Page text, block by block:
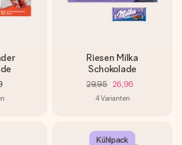
Riesen Milka
Schokolade
29,95 26,96
4Varianten
Kühlpack